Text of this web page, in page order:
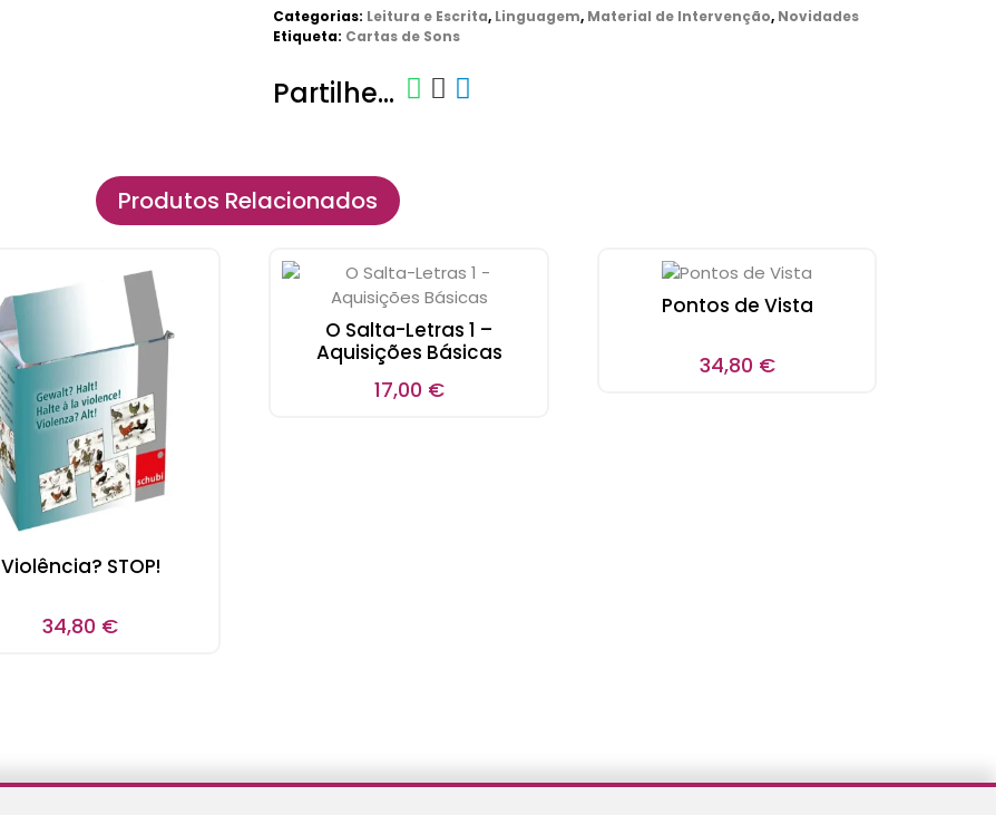
Categorias: Leitura e Escrita, Linguagem, Material de Intervenção, Novidades
Etiqueta: Cartas de Sons
Partilhe...
Produtos Relacionados
Violência? STOP!
34,80 €
O Salta-Letras 1 –
Aquisições Básicas
17,00 €
Pontos de Vista
34,80 €